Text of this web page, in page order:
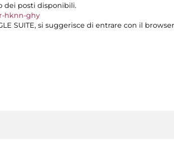
dei posti disponibili.
hknn-ghy
SUITE, si suggerisce di entrare con il